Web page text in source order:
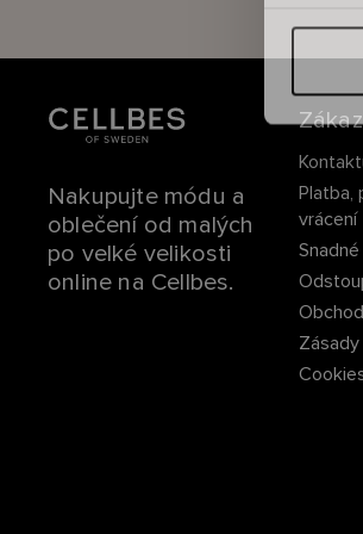
o
h
Nakupujte módu a
oblečení od malých
po velké velikosti
online na Cellbes.
Platba,
vrácení